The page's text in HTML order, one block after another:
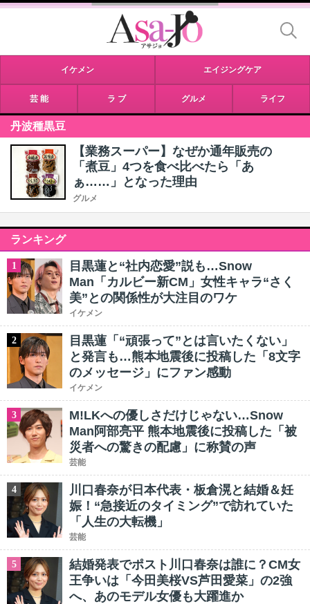
イケメン エイジングケア
芸 能 ラ ブ グルメ ライフ
丹波種黒豆
【業務スーパー】なぜか通年販売の
「煮豆」4つを食べ比べたら「あ
ぁ……」となった理由
グルメ
ランキング
1
目黒蓮と“社内恋愛”説も…Snow
Man「カルビー新CM」女性キャラ“さく
美”との関係性が大注目のワケ
イケメン
2
目黒蓮「“頑張って”とは言いたくない」
と発言も…熊本地震後に投稿した「8文字
のメッセージ」にファン感動
イケメン
3
M!LKへの優しさだけじゃない…Snow
Man阿部亮平 熊本地震後に投稿した「被
災者への驚きの配慮」に称賛の声
芸能
4
川口春奈が日本代表・板倉滉と結婚＆妊
娠！“急接近のタイミング”で訪れていた
「人生の大転機」
芸能
5
結婚発表でポスト川口春奈は誰に？CM女
王争いは「今田美桜VS芦田愛菜」の2強
へ、あのモデル女優も大躍進か